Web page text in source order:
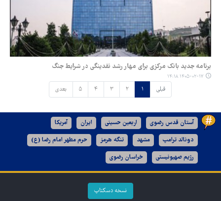
برنامه جدید بانک مرکزی برای مهار رشد نقدینگی در شرایط جنگ
۱۴۰۵-۰۲-۱۷ ۱۴:۱۸
قبلی ۱ ۲ ۳ ۴ ۵ بعدی
آستان قدس رضوی اربعین حسینی ایران آمریکا
دونالد ترامپ مشهد تنگه هرمز حرم مطهر امام رضا (ع)
رژیم صهیونیستی خراسان رضوی
نسخه دسکتاپ